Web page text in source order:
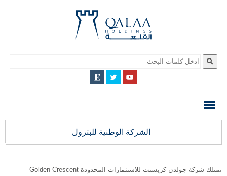
QALAA
QALAA
HOLDINGS
الشركة الوطنية للبترول
تمتلك شركة جولدن كريسنت للاستثمارات المحدودة Golden Crescent